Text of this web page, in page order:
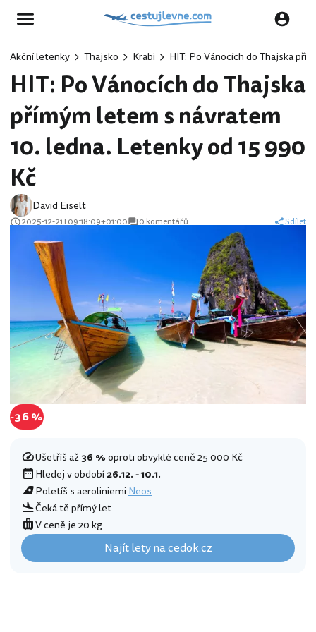
Akční letenky Thajsko Krabi HIT: Po Vánocích do Thajska
HIT: Po Vánocích do Thajska
přímým letem s návratem
10. ledna. Letenky od 15 990
Kč
David Eiselt
2025-12-21T09:18:09+01:00 0 komentářů Sdílet
-36 %
Ušetříš až36 %oproti obvyklé ceně 25 000 Kč
Hledej v období26.12. - 10.1.
Poletíš s aeroliniemiNeos
Čeká tě přímý let
V ceně je 20 kg
Najít lety na cedok.cz